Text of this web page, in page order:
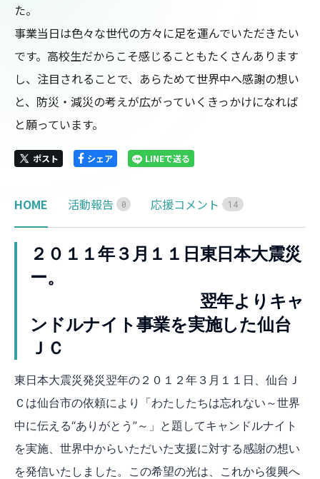
た。
事業当日は色々な世代の方々に足を運んでいただきたい
です。高校生だからこそ感じることもたくさんあります
し、注目されることで、あらためて世界中へ感謝の想い
と、防災・減災の考えが広がっていくきっかけになれば
と願っています。
ポスト シェア LINEで送る
HOME 活動報告 0 応援コメント 1 4
２０１１年３月１１日東日本大震災
ー。
翌年よりキャ
ンドルナイト事業を実施した仙台
ＪＣ
東日本大震災発災翌年の２０１２年３月１１日、仙台Ｊ
Ｃは仙台市の依頼により「わたしたちは忘れない～世界
中に伝える“ありがとう”～」と題してキャンドルナイト
を実施、世界中からいただいた支援に対する感謝の想い
を発信いたしました。この希望の光は、これから復興へ